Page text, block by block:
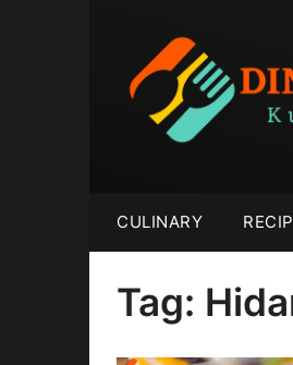
CULINARY
Tag: